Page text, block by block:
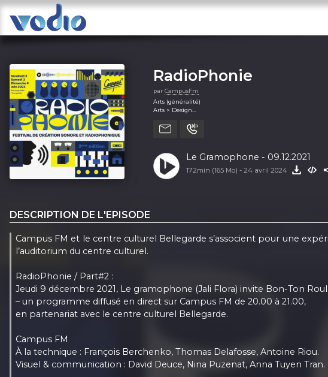
RadioPhonie
par CampusFm
Arts (généralité)
Arts > Design
Science (généralité)
Le Gramophone - 09.12.2021
172min (165 Mo) - 24 avril 2024
DESCRIPTION DE L'EPISODE
Campus FM et le centre culturel Bellegarde s’associent pour une
l’auditorium du centre culturel.
RadioPhonie / Part#2 :
Jeudi 9 décembre 2021, Le gramophone (Jali Flora) invite Bon-Ton
– un programme diffusé en direct sur Campus FM de 20.00 à 21.00,
en partenariat avec le centre culturel Bellegarde.
Campus FM
À la technique : François Berchenko, Thomas Delafosse, Antoine Riou.
Visuel & communication : David Deuce, Nina Puzenat, Anna Tuyen Tran.